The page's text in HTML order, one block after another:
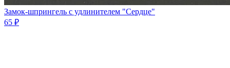
Замок-шпрингель с удлинителем "Сердце"
65 ₽